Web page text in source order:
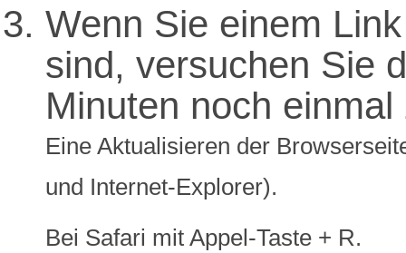
Wenn Sie einem
sind, versuchen Sie
Minuten noch
Eine Aktualisieren der
und Internet-Explorer).
Bei Safari mit Appel-Taste + R.